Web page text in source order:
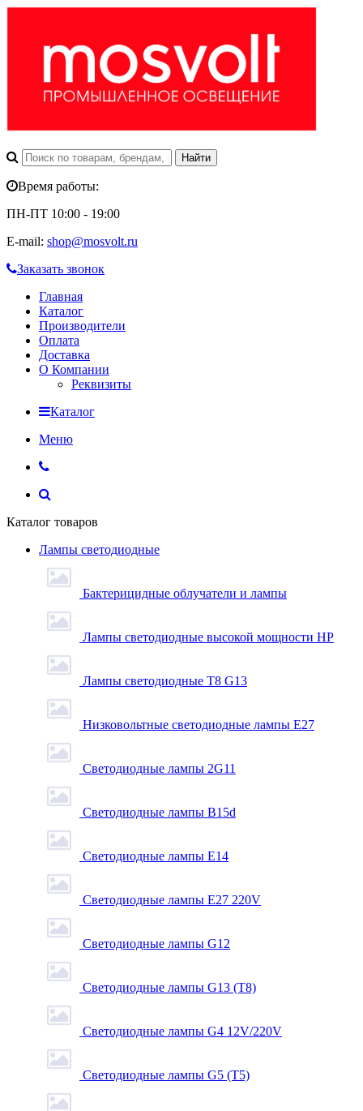
Время работы:
ПН-ПТ 10:00 - 19:00
E-mail: shop@mosvolt.ru
Заказать звонок
Главная
Каталог
Производители
Оплата
Доставка
О Компании
Реквизиты
Каталог
Меню
Каталог товаров
Лампы светодиодные
Бактерицидные облучатели и лампы
Лампы светодиодные высокой мощности HP
Лампы светодиодные Т8 G13
Низковольтные светодиодные лампы E27
Светодиодные лампы 2G11
Светодиодные лампы B15d
Светодиодные лампы E14
Светодиодные лампы E27 220V
Светодиодные лампы G12
Светодиодные лампы G13 (T8)
Светодиодные лампы G4 12V/220V
Светодиодные лампы G5 (T5)